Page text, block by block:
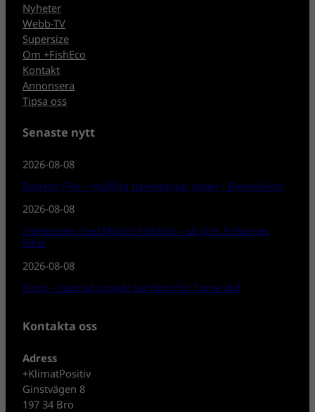
Nyheter
Webb-TV
Supersize
Om +FishEco
Kontakt
Annonsera
Tipsa oss
Senaste nytt
2026-08-08
Dagens Fisk – maffiga havsöringar stiger i Byskeälven!
2026-08-08
Livestream med Martin Falklind – så görs Fiskarnas
Rike!
2026-08-08
Finsk – svenskt projekt tar form för Torne älv!
Kontakta oss
Adress
+KlimatPositiv
Ginstvägen 8
197 34 Bro